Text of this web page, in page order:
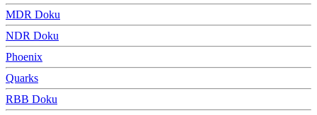
MDR Doku
NDR Doku
Phoenix
Quarks
RBB Doku